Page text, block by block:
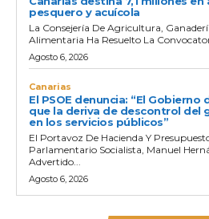
pesquero y acuícola
La Consejería De Agricultura,
Alimentaria Ha Resuelto La
Agosto 6, 2026
Canarias
El PSOE denuncia: “El Gobierno
que la deriva de descontrol del
en los servicios públicos”
El Portavoz De Hacienda Y
Parlamentario Socialista, Manuel
Advertido...
Agosto 6, 2026